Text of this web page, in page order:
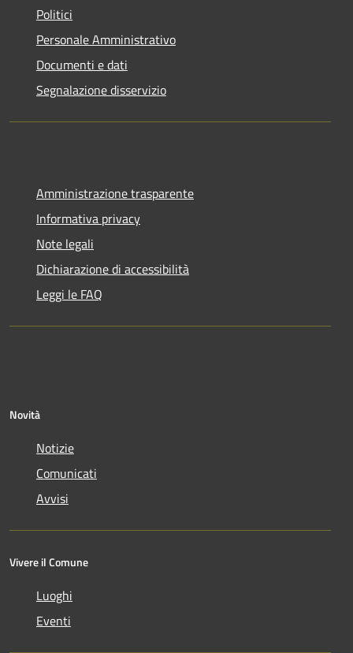
Politici
Personale Amministrativo
Documenti e dati
Segnalazione disservizio
Amministrazione trasparente
Informativa privacy
Note legali
Dichiarazione di accessibilità
Leggi le FAQ
Novità
Notizie
Comunicati
Avvisi
Vivere il Comune
Luoghi
Eventi